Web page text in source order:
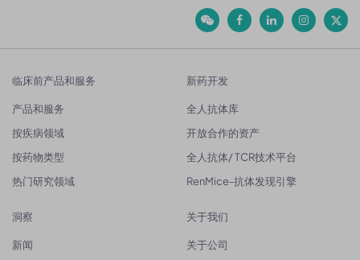
临床前产品和服务
产品和服务
按疾病领域
按药物类型
热门研究领域
新药开发
全人抗体库
开放合作的资产
全人抗体/ TCR技术平台
RenMice-抗体发现引擎
洞察
新闻
关于我们
关于公司